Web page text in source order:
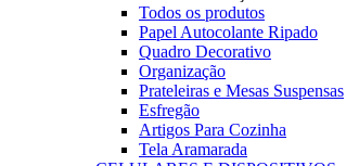
Todos os produtos
Papel Autocolante Ripado
Quadro Decorativo
Organização
Prateleiras e Mesas Suspensas
Esfregão
Artigos Para Cozinha
Tela Aramarada